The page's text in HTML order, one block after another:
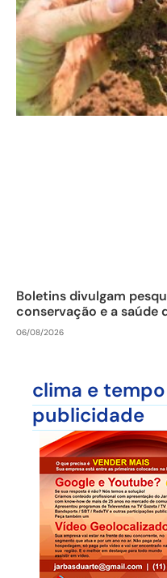
Boletins divulgam
conservação e a saúde
06/08/2026
clima e tempo
publicidade